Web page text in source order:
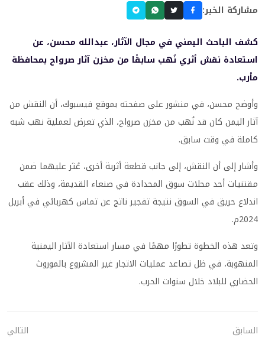
مشاركة الخبر:
كشف الباحث اليمني في مجال الآثار، عبدالله محسن، عن
استعادة نقش أثري نُهب سابقًا من مخزن آثار صرواح بمحافظة
مأرب.
وأوضح محسن، في منشور على صفحته بموقع فيسبوك، أن النقش من
آثار اليمن كان قد نُهب من مخزن صرواح، الذي تعرض لعملية نهب شبه
كاملة في وقت سابق.
وأشار إلى أن النقش، إلى جانب قطعة أثرية أخرى، عُثر عليهما ضمن
مقتنيات أحد محلات سوق المحدادة في صنعاء القديمة، وذلك عقب
اندلاع حريق في السوق نتيجة تفجير ناتج عن تماس كهربائي في أبريل
2024م.
وتعد هذه الخطوة تطورًا مهمًا في مسار استعادة الآثار اليمنية
المنهوبة، في ظل تصاعد عمليات الاتجار غير المشروع بالموروث
الحضاري للبلاد خلال سنوات الحرب.
السابق
التالي